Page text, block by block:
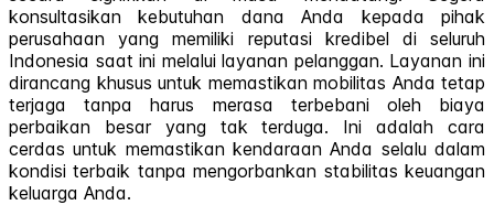
konsultasikan kebutuhan dana Anda kepada pihak
perusahaan yang memiliki reputasi kredibel di seluruh
Indonesia saat ini melalui layanan pelanggan. Layanan ini
dirancang khusus untuk memastikan mobilitas Anda tetap
terjaga tanpa harus merasa terbebani oleh biaya
perbaikan besar yang tak terduga. Ini adalah cara
cerdas untuk memastikan kendaraan Anda selalu dalam
kondisi terbaik tanpa mengorbankan stabilitas keuangan
keluarga Anda.